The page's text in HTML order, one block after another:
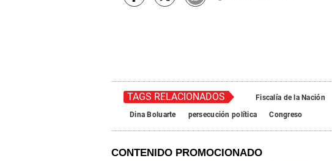
TAGS RELACIONADOS Fiscalía de la Nación
Dina Boluarte
persecución política Congreso